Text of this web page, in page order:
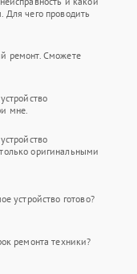
Для чего проводить
ремонт. Сможете
мне.
оригинальными
устройство готово?
ремонта техники?